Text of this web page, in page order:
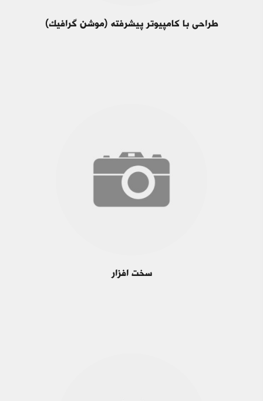
طراحی با کامپیوتر پیشرفته (موشن گرافیک)
سخت افزار